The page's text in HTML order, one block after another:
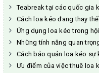
Teabreak tại các quốc gia
Cách loa kéo đang thay
Ứng dụng loa kéo trong
Những tính năng quan
Cách bảo quản loa kéo sự
Ưu điểm của việc thuê loa